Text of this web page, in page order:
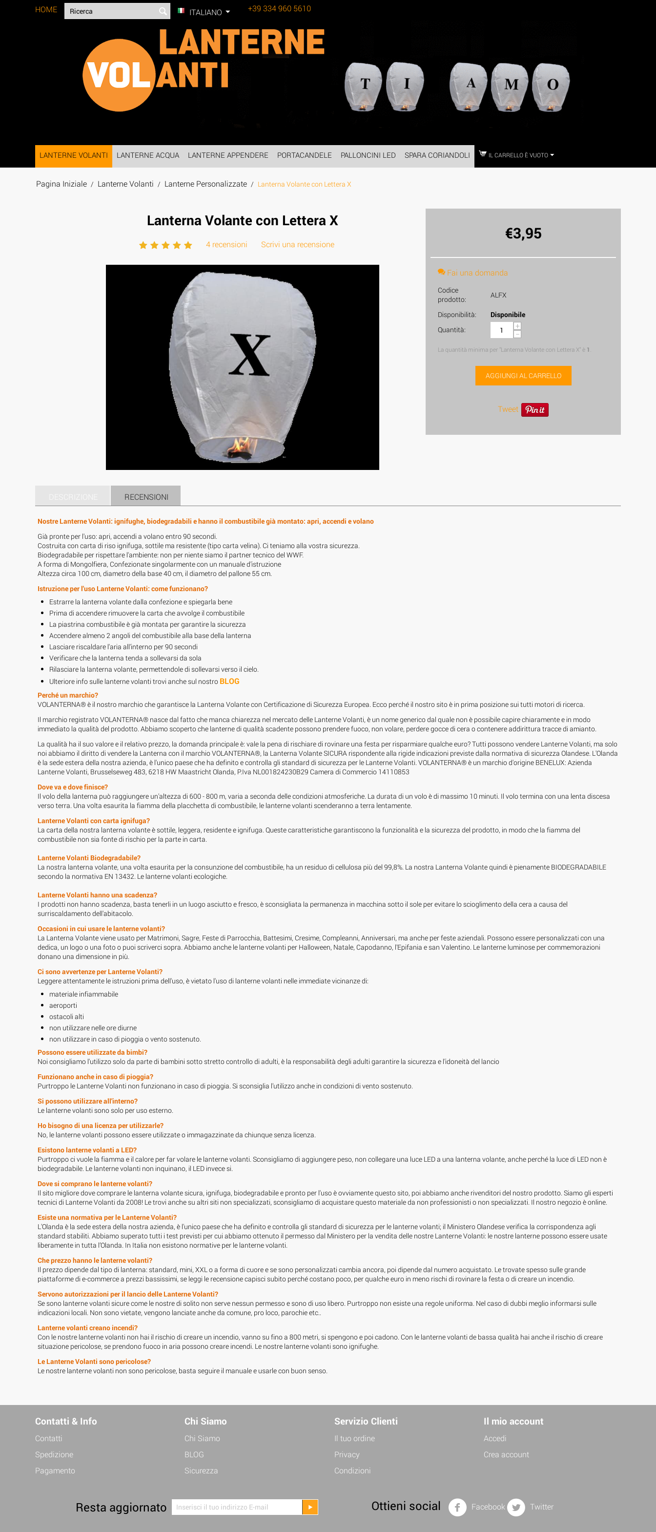
HOME ITALIANO +39 334 960 5610
LANTERNE VOLANTI LANTERNE ACQUA LANTERNE APPENDERE PORTACANDELE PALLONCINI LED SPARA CORIANDOLI IL CARRELLO È VUOTO
Pagina Iniziale / Lanterne Volanti / Lanterne Personalizzate / Lanterna Volante con Lettera X
Lanterna Volante con Lettera X
4 recensioni Scrivi una recensione
€3,95
Fai una domanda
Codice
prodotto:
ALFX
Disponibilità:
Disponibile
Quantità:
+
−
La quantità minima per "Lanterna Volante con Lettera X" è 1
AGGIUNGI AL CARRELLO
Tweet
DESCRIZIONE RECENSIONI
Nostre Lanterne Volanti: ignifughe, biodegradabili e hanno il combustibile già montato: apri, accendi e volano
Già pronte per l'uso: apri, accendi a volano entro 90 secondi.
Costruita con carta di riso ignifuga, sottile ma resistente (tipo carta velina). Ci teniamo alla vostra sicurezza.
Biodegradabile per rispettare l'ambiente: non per niente siamo il partner tecnico del WWF.
A forma di Mongolfiera, Confezionate singolarmente con un manuale d'istruzione
Altezza circa 100 cm, diametro della base 40 cm, il diametro del pallone 55 cm.
Istruzione per l'uso Lanterne Volanti: come funzionano?
Estrarre la lanterna volante dalla confezione e spiegarla bene
Prima di accendere rimuovere la carta che avvolge il combustibile
La piastrina combustibile è già montata per garantire la sicurezza
Accendere almeno 2 angoli del combustibile alla base della lanterna
Lasciare riscaldare l'aria all'interno per 90 secondi
Verificare che la lanterna tenda a sollevarsi da sola
Rilasciare la lanterna volante, permettendole di sollevarsi verso il cielo.
Ulteriore info sulle lanterne volanti trovi anche sul nostro BLOG
Perché un marchio?
VOLANTERNA® è il nostro marchio che garantisce la Lanterna Volante con Certificazione di Sicurezza Europea. Ecco perché il nostro sito è in prima posizione sui tutti motori di ricerca.
Il marchio registrato VOLANTERNA® nasce dal fatto che manca chiarezza nel mercato delle Lanterne Volanti, è un nome generico dal quale non è possibile capire chiaramente e in modo
immediato la qualità del prodotto. Abbiamo scoperto che lanterne di qualità scadente possono prendere fuoco, non volare, perdere gocce di cera o contenere addirittura tracce di amianto.
La qualità ha il suo valore e il relativo prezzo, la domanda principale è: vale la pena di rischiare di rovinare una festa per risparmiare qualche euro? Tutti possono vendere Lanterne Volanti, ma solo
noi abbiamo il diritto di vendere la Lanterna con il marchio VOLANTERNA®, la Lanterna Volante SICURA rispondente alla rigide indicazioni previste dalla normativa di sicurezza Olandese. L'Olanda
è la sede estera della nostra azienda, è l'unico paese che ha definito e controlla gli standard di sicurezza per le Lanterne Volanti. VOLANTERNA® è un marchio d'origine BENELUX: Azienda
Lanterne Volanti, Brusselseweg 483, 6218 HW Maastricht Olanda, P.Iva NL001824230B29 Camera di Commercio 14110853
Dove va e dove finisce?
Il volo della lanterna può raggiungere un'altezza di 600 - 800 m, varia a seconda delle condizioni atmosferiche. La durata di un volo è di massimo 10 minuti. Il volo termina con una lenta discesa
verso terra. Una volta esaurita la fiamma della placchetta di combustibile, le lanterne volanti scenderanno a terra lentamente.
Lanterne Volanti con carta ignifuga?
La carta della nostra lanterna volante è sottile, leggera, residente e ignifuga. Queste caratteristiche garantiscono la funzionalità e la sicurezza del prodotto, in modo che la fiamma del
combustibile non sia fonte di rischio per la parte in carta.
Lanterne Volanti Biodegradabile?
La nostra lanterna volante, una volta esaurita per la consunzione del combustibile, ha un residuo di cellulosa più del 99,8%. La nostra Lanterna Volante quindi è pienamente BIODEGRADABILE
secondo la normativa EN 13432. Le lanterne volanti ecologiche.
Lanterne Volanti hanno una scadenza?
I prodotti non hanno scadenza, basta tenerli in un luogo asciutto e fresco, è sconsigliata la permanenza in macchina sotto il sole per evitare lo scioglimento della cera a causa del
surriscaldamento dell'abitacolo.
Occasioni in cui usare le lanterne volanti?
La Lanterna Volante viene usato per Matrimoni, Sagre, Feste di Parrocchia, Battesimi, Cresime, Compleanni, Anniversari, ma anche per feste aziendali. Possono essere personalizzati con una
dedica, un logo o una foto o puoi scriverci sopra. Abbiamo anche le lanterne volanti per Halloween, Natale, Capodanno, l'Epifania e san Valentino. Le lanterne luminose per commemorazioni
donano una dimensione in più.
Ci sono avvertenze per Lanterne Volanti?
Leggere attentamente le istruzioni prima dell'uso, è vietato l'uso di lanterne volanti nelle immediate vicinanze di:
materiale infiammabile
aeroporti
ostacoli alti
non utilizzare nelle ore diurne
non utilizzare in caso di pioggia o vento sostenuto.
Possono essere utilizzate da bimbi?
Noi consigliamo l'utilizzo solo da parte di bambini sotto stretto controllo di adulti, è la responsabilità degli adulti garantire la sicurezza e l'idoneità del lancio
Funzionano anche in caso di pioggia?
Purtroppo le Lanterne Volanti non funzionano in caso di pioggia. Si sconsiglia l'utilizzo anche in condizioni di vento sostenuto.
Si possono utilizzare all'interno?
Le lanterne volanti sono solo per uso esterno.
Ho bisogno di una licenza per utilizzarle?
No, le lanterne volanti possono essere utilizzate o immagazzinate da chiunque senza licenza.
Esistono lanterne volanti a LED?
Purtroppo ci vuole la fiamma e il calore per far volare le lanterne volanti. Sconsigliamo di aggiungere peso, non collegare una luce LED a una lanterna volante, anche perché la luce di LED non è
biodegradabile. Le lanterne volanti non inquinano, il LED invece si.
Dove si comprano le lanterne volanti?
Il sito migliore dove comprare le lanterna volante sicura, ignifuga, biodegradabile e pronto per l'uso è ovviamente questo sito, poi abbiamo anche rivenditori del nostro prodotto. Siamo gli esperti
tecnici di Lanterne Volanti da 2008! Le trovi anche su altri siti non specializzati, sconsigliamo di acquistare questo materiale da non professionisti o non specializzati. Il nostro negozio è online.
Esiste una normativa per le Lanterne Volanti?
L'Olanda è la sede estera della nostra azienda, è l'unico paese che ha definito e controlla gli standard di sicurezza per le lanterne volanti; il Ministero Olandese verifica la corrispondenza agli
standard stabiliti. Abbiamo superato tutti i test previsti per cui abbiamo ottenuto il permesso dal Ministero per la vendita delle nostre Lanterne Volanti: le nostre lanterne possono essere usate
liberamente in tutta l’Olanda. In Italia non esistono normative per le lanterne volanti.
Che prezzo hanno le lanterne volanti?
Il prezzo dipende dal tipo di lanterna: standard, mini, XXL o a forma di cuore e se sono personalizzati cambia ancora, poi dipende dal numero acquistato. Le trovate spesso sulle grande
piattaforme di e-commerce a prezzi bassissimi, se leggi le recensione capisci subito perché costano poco, per qualche euro in meno rischi di rovinare la festa o di creare un incendio.
Servono autorizzazioni per il lancio delle Lanterne Volanti?
Se sono lanterne volanti sicure come le nostre di solito non serve nessun permesso e sono di uso libero. Purtroppo non esiste una regole uniforma. Nel caso di dubbi meglio informarsi sulle
indicazioni locali. Non sono vietate, vengono lanciate anche da comune, pro loco, parochie etc..
Lanterne volanti creano incendi?
Con le nostre lanterne volanti non hai il rischio di creare un incendio, vanno su fino a 800 metri, si spengono e poi cadono. Con le lanterne volanti de bassa qualità hai anche il rischio di creare
situazione pericolose, se prendono fuoco in aria possono creare incendi. Le nostre lanterne volanti sono ignifughe.
Le Lanterne Volanti sono pericolose?
Le nostre lanterne volanti non sono pericolose, basta seguire il manuale e usarle con buon senso.
Contatti & Info
Contatti
Spedizione
Pagamento
Chi Siamo
Chi Siamo
BLOG
Sicurezza
Servizio Clienti
Il tuo ordine
Privacy
Condizioni
Il mio account
Accedi
Crea account
Resta aggiornato Ottieni social Facebook Twitter